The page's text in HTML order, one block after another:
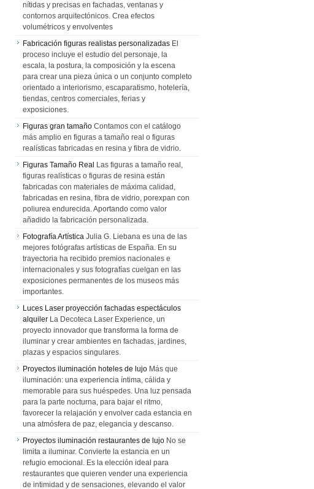
nítidas y precisas en fachadas, ventanas y
contornos arquitectónicos. Crea efectos
volumétricos y envolventes
Fabricación figuras realistas personalizadas El
proceso incluye el estudio del personaje, la
escala, la postura, la composición y la escena
para crear una pieza única o un conjunto completo
orientado a interiorismo, escaparatismo, hotelería,
tiendas, centros comerciales, ferias y
exposiciones.
Figuras gran tamaño Contamos con el catálogo
más amplio en figuras a tamaño real o figuras
realísticas fabricadas en resina y fibra de vidrio.
Figuras Tamaño Real Las figuras a tamaño real,
figuras realísticas o figuras de resina están
fabricadas con materiales de máxima calidad,
fabricadas en resina, fibra de vidrio, porexpan con
poliurea endurecida. Aportando como valor
añadido la fabricación personalizada.
Fotografía Artística Julia G. Liebana es una de las
mejores fotógrafas artísticas de España. En su
trayectoria ha recibido premios nacionales e
internacionales y sus fotografías cuelgan en las
exposiciones permanentes de los museos más
importantes.
Luces Laser proyección fachadas espectáculos
alquiler La Decoteca Laser Experience, un
proyecto innovador que transforma la forma de
iluminar y crear ambientes en fachadas, jardines,
plazas y espacios singulares.
Proyectos iluminación hoteles de lujo Más que
iluminación: una experiencia íntima, cálida y
memorable para sus huéspedes. Una luz pensada
para la parte nocturna, para bajar el ritmo,
favorecer la relajación y envolver cada estancia en
una atmósfera de paz, elegancia y descanso.
Proyectos iluminación restaurantes de lujo No se
limita a iluminar. Convierte la estancia en un
refugio emocional. Es la elección ideal para
restaurantes que quieren vender una experiencia
de intimidad y de sensaciones, elevando el valor